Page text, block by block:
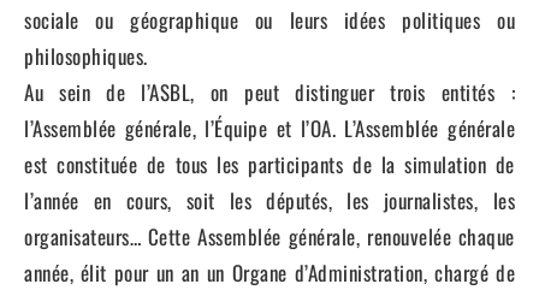
sociale ou géographique ou leurs idées politiques ou
philosophiques.
Au sein de l’ASBL, on peut distinguer trois entités :
l’Assemblée générale, l’Équipe et l’OA. L’Assemblée générale
est constituée de tous les participants de la simulation de
l’année en cours, soit les députés, les journalistes, les
organisateurs… Cette Assemblée générale, renouvelée chaque
année, élit pour un an un Organe d’Administration, chargé de